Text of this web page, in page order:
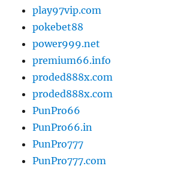
play97vip.com
pokebet88
power999.net
premium66.info
proded888x.com
proded888x.com
PunPro66
PunPro66.in
PunPro777
PunPro777.com